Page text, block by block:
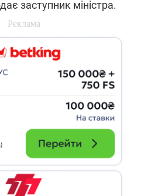
заступник міністра.